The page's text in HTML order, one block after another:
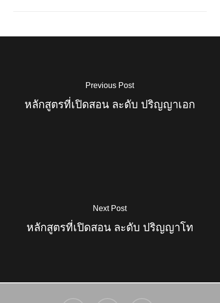
Previous Post
หลักสูตรที่เปิดสอน ละดับ ปริญญาเอก
Next Post
หลักสูตรที่เปิดสอน ละดับ ปริญญาโท